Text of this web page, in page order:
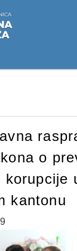
o
korupcije
kantonu